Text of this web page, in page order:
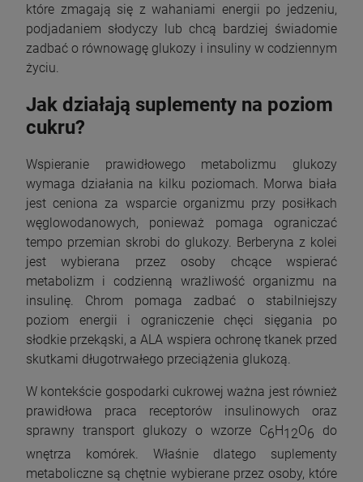
które zmagają się z wahaniami energii po jedzeniu,
podjadaniem słodyczy lub chcą bardziej świadomie
zadbać o równowagę glukozy i insuliny w codziennym
życiu.
Jak działają suplementy na poziom
cukru?
Wspieranie prawidłowego metabolizmu glukozy
wymaga działania na kilku poziomach. Morwa biała
jest ceniona za wsparcie organizmu przy posiłkach
węglowodanowych, ponieważ pomaga ograniczać
tempo przemian skrobi do glukozy. Berberyna z kolei
jest wybierana przez osoby chcące wspierać
metabolizm i codzienną wrażliwość organizmu na
insulinę. Chrom pomaga zadbać o stabilniejszy
poziom energii i ograniczenie chęci sięgania po
słodkie przekąski, a ALA wspiera ochronę tkanek przed
skutkami długotrwałego przeciążenia glukozą.
W kontekście gospodarki cukrowej ważna jest również
prawidłowa praca receptorów insulinowych oraz
sprawny transport glukozy o wzorze C6H12O6 do
wnętrza komórek. Właśnie dlatego suplementy
metaboliczne są chętnie wybierane przez osoby, które